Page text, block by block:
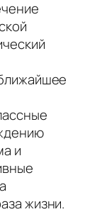
и
жизни.